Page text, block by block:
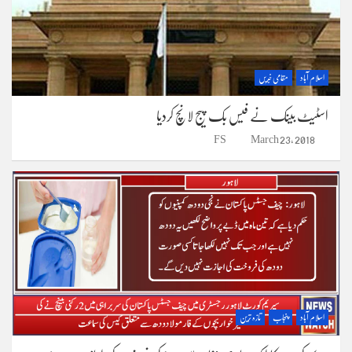
اسلام آباد مقامی خبریں
اسٹیٹ بینک نے فیس بک پیج لانچ کردیا
March 23, 2018
FS
اسلام آباد پنجاب تازہ ترین